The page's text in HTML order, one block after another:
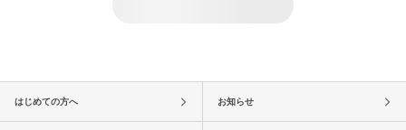
はじめての方へ お知らせ